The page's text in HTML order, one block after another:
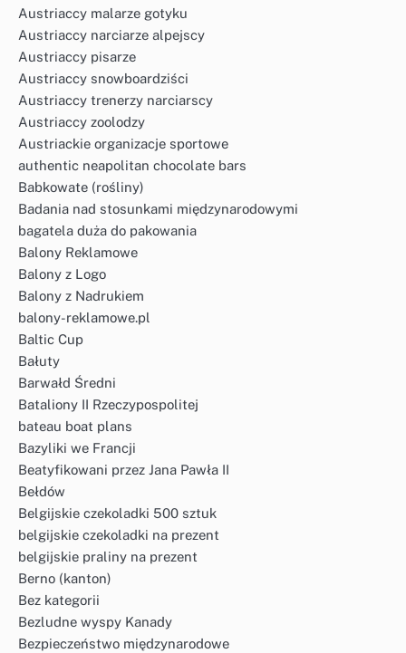
Austriaccy malarze gotyku
Austriaccy narciarze alpejscy
Austriaccy pisarze
Austriaccy snowboardziści
Austriaccy trenerzy narciarscy
Austriaccy zoolodzy
Austriackie organizacje sportowe
authentic neapolitan chocolate bars
Babkowate (rośliny)
Badania nad stosunkami międzynarodowymi
bagatela duża do pakowania
Balony Reklamowe
Balony z Logo
Balony z Nadrukiem
balony-reklamowe.pl
Baltic Cup
Bałuty
Barwałd Średni
Bataliony II Rzeczypospolitej
bateau boat plans
Bazyliki we Francji
Beatyfikowani przez Jana Pawła II
Bełdów
Belgijskie czekoladki 500 sztuk
belgijskie czekoladki na prezent
belgijskie praliny na prezent
Berno (kanton)
Bez kategorii
Bezludne wyspy Kanady
Bezpieczeństwo międzynarodowe